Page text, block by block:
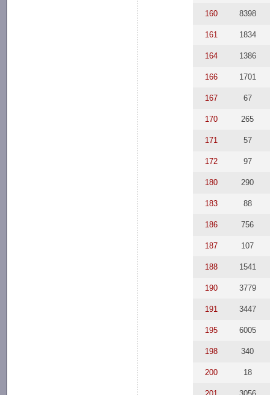
160 8398
161 1834
164 1386
166 1701
167 67
170 265
171 57
172 97
180 290
183 88
186 756
187 107
188 1541
190 3779
191 3447
195 6005
198 340
200 18